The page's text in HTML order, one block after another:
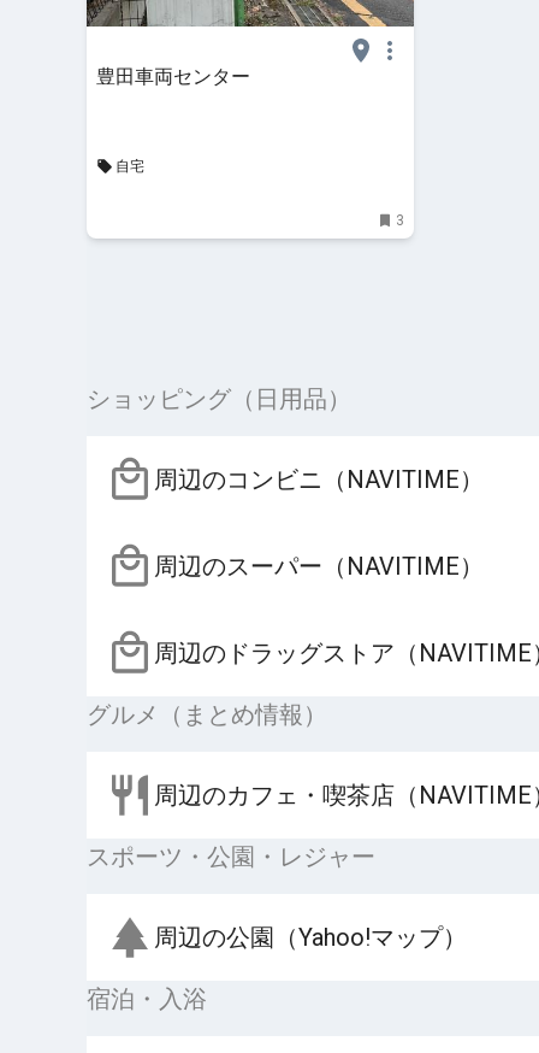
豊田車両センター
自宅
3
ショッピング（日用品）
周辺のコンビニ（NAVITIME）
周辺のスーパー（NAVITIME）
周辺のドラッグストア（NAVITIME
グルメ（まとめ情報）
周辺のカフェ・喫茶店（NAVITIME
スポーツ・公園・レジャー
周辺の公園（Yahoo!マップ）
宿泊・入浴